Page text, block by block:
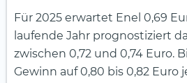
Für 2025 erwartet Enel 0,69
laufende Jahr prognostiziert
zwischen 0,72 und 0,74 Euro.
Gewinn auf 0,80 bis 0,82 Euro